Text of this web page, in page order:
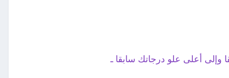
وإلى أعلى علو درجاتك سابقا ـ